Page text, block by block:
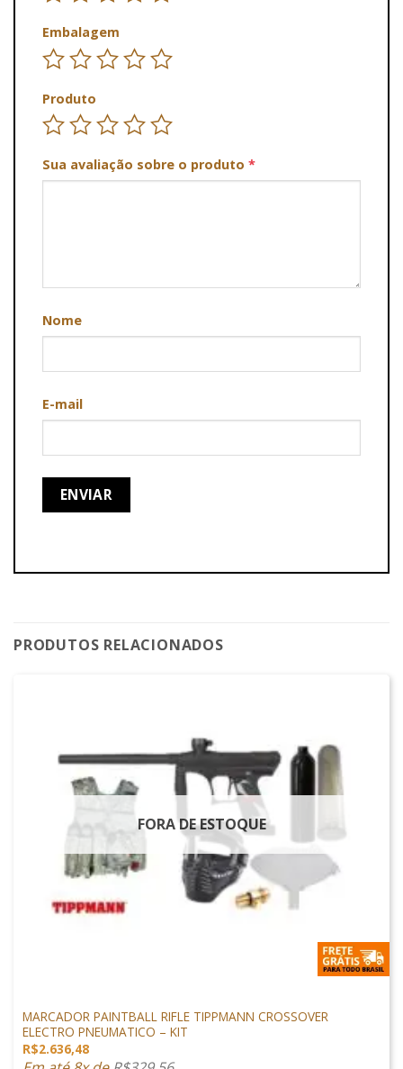
Embalagem
Produto
Sua avaliação sobre o produto *
Nome
E-mail
PRODUTOS RELACIONADOS
FORA DE ESTOQUE
MARCADOR PAINTBALL RIFLE TIPPMANN CROSSOVER
ELECTRO PNEUMATICO – KIT
R$2.636,48